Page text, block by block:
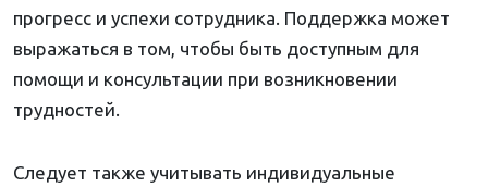
прогресс и успехи сотрудника. Поддержка может
выражаться в том, чтобы быть доступным для
помощи и консультации при возникновении
трудностей.
Следует также учитывать индивидуальные